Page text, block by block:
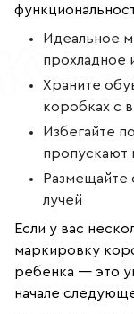
Идеальное
прохладное
Храните
коробках с
Избегайте
пропускают
Размещайте
лучей
Если у вас
маркировку
ребенка — это
начале